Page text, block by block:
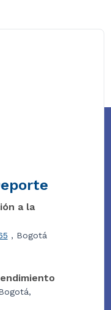
a la
, Bogotá